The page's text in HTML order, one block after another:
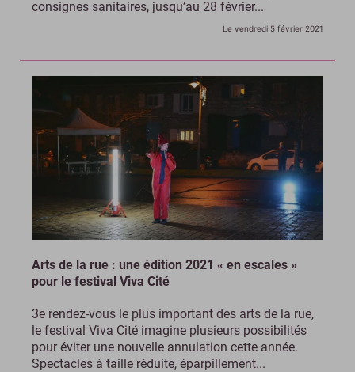
consignes sanitaires, jusqu’au 28 février...
Le vendredi 5 février 2021
Arts de la rue : une édition 2021 « en escales »
pour le festival Viva Cité
3e rendez-vous le plus important des arts de la rue,
le festival Viva Cité imagine plusieurs possibilités
pour éviter une nouvelle annulation cette année.
Spectacles à taille réduite, éparpillement...